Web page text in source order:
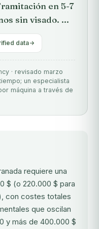
en 5-7
sin visado. ...
data
· revisado marzo
un especialista
máquina a través de
requiere una
$ (o 220.000 $ para
con costes totales
que oscilan
y más de 400.000 $